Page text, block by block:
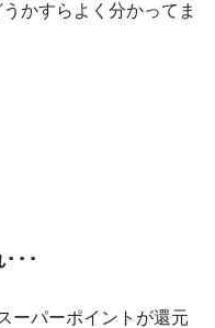
かすらよく分かってま
･･
ーパーポイントが還元